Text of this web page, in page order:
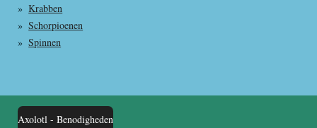
Krabben
Schorpioenen
Spinnen
Axolotl - Benodigheden